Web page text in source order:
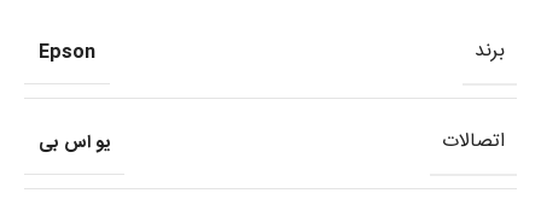
برند Epson
اتصالات یو اس بی